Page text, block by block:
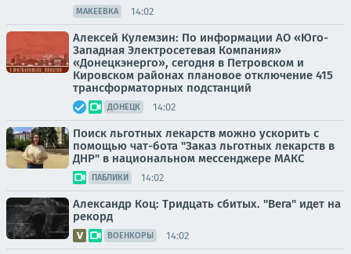
МАКЕЕВКА 14:02
Алексей Кулемзин: По информации АО «Юго-
Западная Электросетевая Компания»
«Донецкэнерго», сегодня в Петровском и
Кировском районах плановое отключение 415
трансформаторных подстанций
ДОНЕЦК 14:02
Поиск льготных лекарств можно ускорить с
помощью чат-бота "Заказ льготных лекарств в
ДНР" в национальном мессенджере МАКС
ПАБЛИКИ 14:02
Александр Коц: Тридцать сбитых. "Вега" идет на
рекорд
ВОЕНКОРЫ 14:02